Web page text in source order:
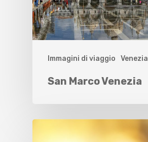
Immagini di viaggio Venezia
San Marco Venezia